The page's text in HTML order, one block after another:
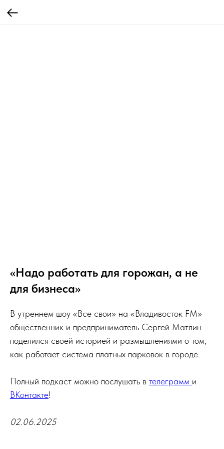
«Надо работать для горожан, а не
для бизнеса»
В утреннем шоу «Все свои» на «Владивосток FM»
общественник и предприниматель Сергей Матлин
поделился своей историей и размышлениями о том,
как работает система платных парковок в городе.
Полный подкаст можно послушать в телеграмм и
ВКонтакте!
02.06.2025